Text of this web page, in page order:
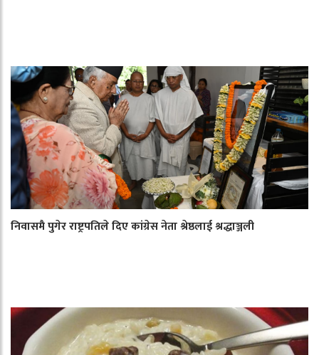
निवासमै पुगेर राष्ट्रपतिले दिए कांग्रेस नेता श्रेष्ठलाई श्रद्धाञ्जली